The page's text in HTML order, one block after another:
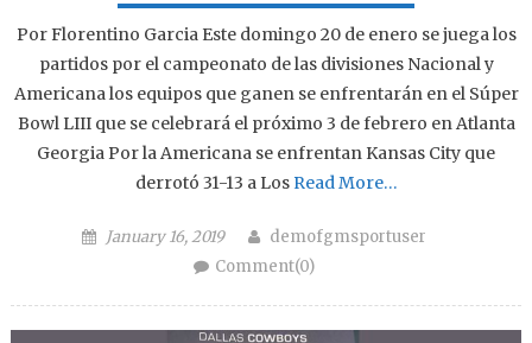
Por Florentino Garcia Este domingo 20 de enero se juega los
partidos por el campeonato de las divisiones Nacional y
Americana los equipos que ganen se enfrentarán en el Súper
Bowl LIII que se celebrará el próximo 3 de febrero en Atlanta
Georgia Por la Americana se enfrentan Kansas City que
derrotó 31-13 a LosRead More…
Posted on
January 16, 2019 Author
demofgmsportuser
Comment(0)